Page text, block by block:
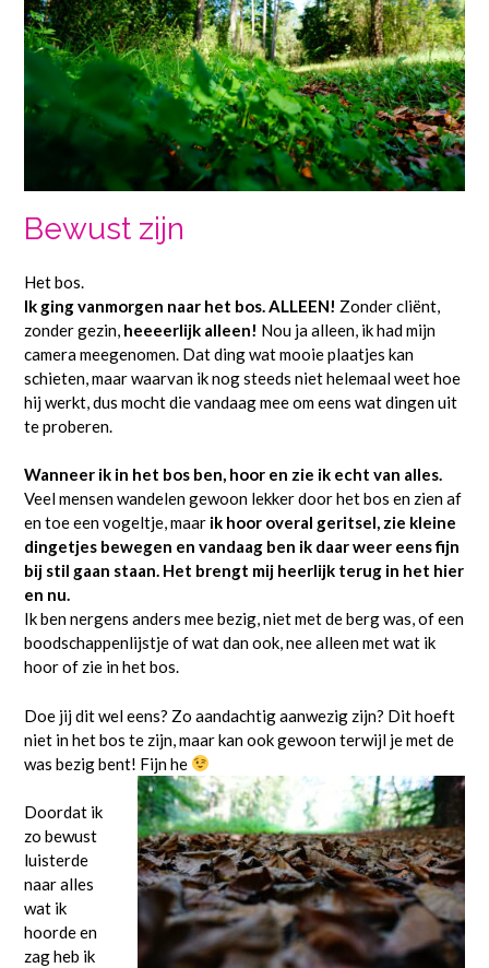
Bewust zijn
Het bos.
Ik ging vanmorgen naar het bos. ALLEEN! Zonder cliënt,
zonder gezin, heeeerlijk alleen! Nou ja alleen, ik had mijn
camera meegenomen. Dat ding wat mooie plaatjes kan
schieten, maar waarvan ik nog steeds niet helemaal weet hoe
hij werkt, dus mocht die vandaag mee om eens wat dingen uit
te proberen.
Wanneer ik in het bos ben, hoor en zie ik echt van alles.
Veel mensen wandelen gewoon lekker door het bos en zien af
en toe een vogeltje, maar ik hoor overal geritsel, zie kleine
dingetjes bewegen en vandaag ben ik daar weer eens fijn
bij stil gaan staan. Het brengt mij heerlijk terug in het hier
en nu.
Ik ben nergens anders mee bezig, niet met de berg was, of een
boodschappenlijstje of wat dan ook, nee alleen met wat ik
hoor of zie in het bos.
Doe jij dit wel eens? Zo aandachtig aanwezig zijn? Dit hoeft
niet in het bos te zijn, maar kan ook gewoon terwijl je met de
was bezig bent! Fijn he
Doordat ik
zo bewust
luisterde
naar alles
wat ik
hoorde en
zag heb ik